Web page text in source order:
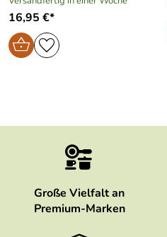
16,95 €*
Große Vielfalt an
Premium-Marken